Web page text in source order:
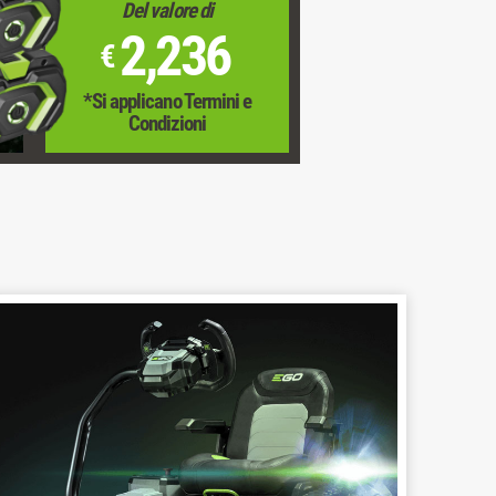
Del valore di
€2,236
*Si applicano Termini e
Condizioni